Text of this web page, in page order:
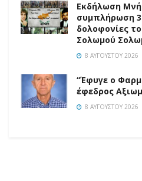
Εκδήλωση
συμπλήρωση
δολοφονίες
Σολωμού
8 ΑΥΓΟΎΣΤΟΥ 2026
“Έφυγε ο
έφεδρος
8 ΑΥΓΟΎΣΤΟΥ 2026